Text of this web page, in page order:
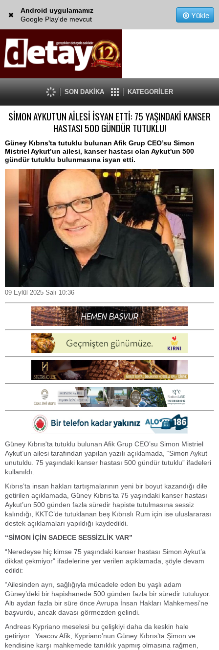
Android uygulamamız
Google Play'de mevcut
Yükle
SON DAKİKA KATEGORİLER
SİMON AYKUT'UN AİLESİ İSYAN ETTİ: 75 YAŞINDAKİ KANSER
HASTASI 500 GÜNDÜR TUTUKLU!
Güney Kıbrıs'ta tutuklu bulunan Afik Grup CEO’su Simon
Mistriel Aykut’un ailesi, kanser hastası olan Aykut'un 500
gündür tutuklu bulunmasına isyan etti.
09 Eylül 2025 Salı 10:36
Güney Kıbrıs'ta tutuklu bulunan Afik Grup CEO’su Simon Mistriel
Aykut’un ailesi tarafından yapılan yazılı açıklamada, “Simon Aykut
unutuldu. 75 yaşındaki kanser hastası 500 gündür tutuklu” ifadeleri
kullanıldı.
Kıbrıs’ta insan hakları tartışmalarının yeni bir boyut kazandığı dile
getirilen açıklamada, Güney Kıbrıs’ta 75 yaşındaki kanser hastası
Aykut’un 500 günden fazla süredir hapiste tutulmasına sessiz
kalındığı, KKTC’de tutuklanan beş Kıbrıslı Rum için ise uluslararası
destek açıklamaları yapıldığı kaydedildi.
“SİMON İÇİN SADECE SESSİZLİK VAR”
“Neredeyse hiç kimse 75 yaşındaki kanser hastası Simon Aykut’a
dikkat çekmiyor” ifadelerine yer verilen açıklamada, şöyle devam
edildi:
“Ailesinden ayrı, sağlığıyla mücadele eden bu yaşlı adam
Güney’deki bir hapishanede 500 günden fazla bir süredir tutuluyor.
Altı aydan fazla bir süre önce Avrupa İnsan Hakları Mahkemesi’ne
başvurdu, ancak davası görmezden gelindi.
Andreas Kypriano meselesi bu çelişkiyi daha da keskin hale
getiriyor. Yaacov Afik, Kypriano’nun Güney Kıbrıs’ta Şimon ve
kendisine karşı mahkemede tanıklık yapmış olmasına rağmen,